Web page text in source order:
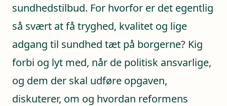
sundhedstilbud. For hvorfor er det egentlig
så svært at få tryghed, kvalitet og lige
adgang til sundhed tæt på borgerne? Kig
forbi og lyt med, når de politisk ansvarlige,
og dem der skal udføre opgaven,
diskuterer, om og hvordan reformens